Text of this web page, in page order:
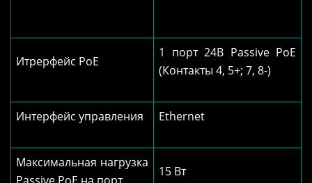
Итрерфейс PoE
1 порт 24В Passive PoE
(Контакты 4, 5+; 7, 8-)
Интерфейс управления Ethernet
Максимальная нагрузка
15 Вт